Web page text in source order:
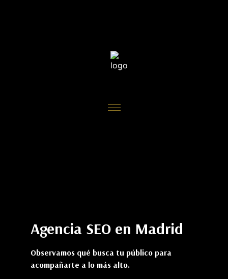
Agencia SEO en Madrid
Observamos qué busca tu público para
acompañarte a lo más alto.